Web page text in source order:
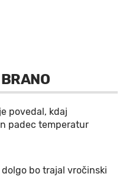
BRANO
povedal, kdaj
padec temperatur
bo trajal vročinski